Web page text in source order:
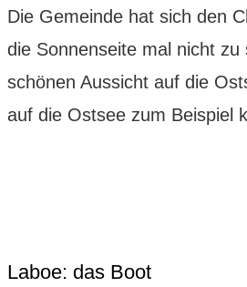
Die Gemeinde hat sich den
die Sonnenseite mal nicht
schönen Aussicht auf die
auf die Ostsee zum Beispiel
Laboe: das Boot